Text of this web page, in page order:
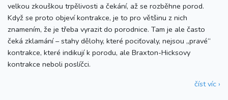
velkou zkouškou trpělivosti a čekání, až se rozběhne porod.
Když se proto objeví kontrakce, je to pro většinu z nich
znamením, že je třeba vyrazit do porodnice. Tam je ale často
čeká zklamání – stahy dělohy, které pociťovaly, nejsou „pravé“
kontrakce, které indikují k porodu, ale Braxton-Hicksovy
kontrakce neboli poslíčci.
číst víc ›